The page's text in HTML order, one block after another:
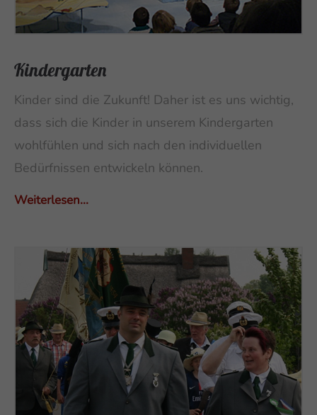
Kindergarten
Kinder sind die Zukunft! Daher ist es uns wichtig,
dass sich die Kinder in unserem Kindergarten
wohlfühlen und sich nach den individuellen
Bedürfnissen entwickeln können.
Weiterlesen...